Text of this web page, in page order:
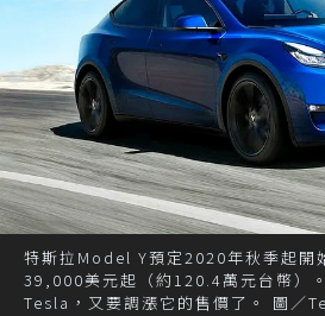
特斯拉Model Y預定2020年秋季起開
39,000美元起（約120.4萬元台幣）
Tesla，又要調漲它的售價了。 圖／